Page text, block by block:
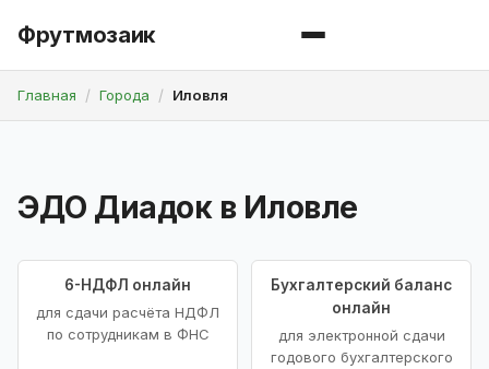
Фрутмозаик
Главная Города Иловля
ЭДО Диадок в Иловле
6-НДФЛ онлайн
для сдачи расчёта НДФЛ
по сотрудникам в ФНС
Бухгалтерский баланс
онлайн
для электронной сдачи
годового бухгалтерского